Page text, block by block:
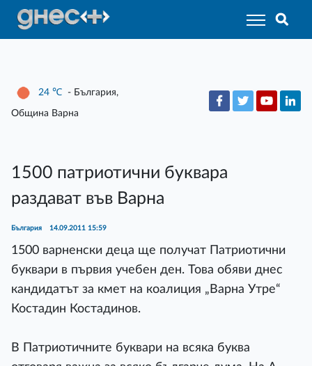
24 ℃ - България,
Община Варна
1500 патриотични буквара
раздават във Варна
България 14.09.2011 15:59
1500 варненски деца ще получат Патриотични
буквари в първия учебен ден. Това обяви днес
кандидатът за кмет на коалиция „Варна Утре“
Костадин Костадинов.
В Патриотичните буквари на всяка буква